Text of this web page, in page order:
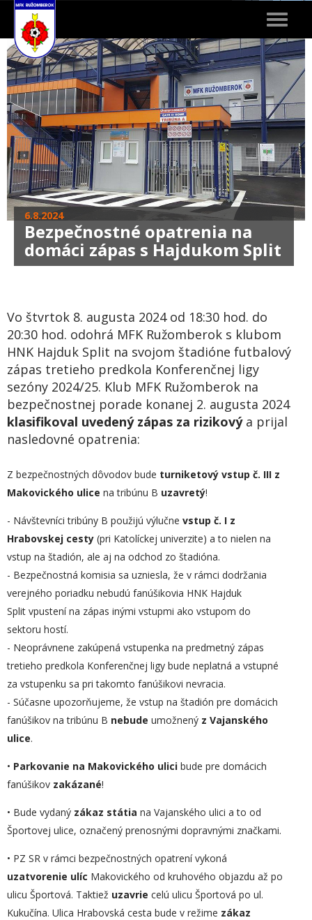
Toggle
6.8.2024
Bezpečnostné opatrenia na
domáci zápas s Hajdukom Split
Vo štvrtok 8. augusta 2024 od 18:30 hod. do
20:30 hod. odohrá MFK Ružomberok s klubom
HNK Hajduk Split na svojom štadióne futbalový
zápas tretieho predkola Konferenčnej ligy
sezóny 2024/25. Klub MFK Ružomberok na
bezpečnostnej porade konanej 2. augusta 2024
klasifikoval uvedený zápas za rizikovýa prijal
nasledovné opatrenia:
Z bezpečnostných dôvodov bude turniketový vstup č. III z
Makovického ulice na tribúnu B uzavretý!
- Návštevníci tribúny B použijú výlučne vstup č. I z
Hrabovskej cesty (pri Katolíckej univerzite) a to nielen na
vstup na štadión, ale aj na odchod zo štadióna.
- Bezpečnostná komisia sa uzniesla, že v rámci dodržania
verejného poriadku nebudú fanúšikovia HNK Hajduk
Split vpustení na zápas inými vstupmi ako vstupom do
sektoru hostí.
- Neoprávnene zakúpená vstupenka na predmetný zápas
tretieho predkola Konferenčnej ligy bude neplatná a vstupné
za vstupenku sa pri takomto fanúšikovi nevracia.
- Súčasne upozorňujeme, že vstup na štadión pre domácich
fanúšikov na tribúnu B nebude umožnený z Vajanského
ulice.
• Parkovanie na Makovického ulici bude pre domácich
fanúšikov zakázané!
• Bude vydaný zákaz státia na Vajanského ulici a to od
Športovej ulice, označený prenosnými dopravnými značkami.
• PZ SR v rámci bezpečnostných opatrení vykoná
uzatvorenie ulíc Makovického od kruhového objazdu až po
ulicu Športová. Taktiež uzavrie celú ulicu Športová po ul.
Kukučína. Ulica Hrabovská cesta bude v režime zákaz